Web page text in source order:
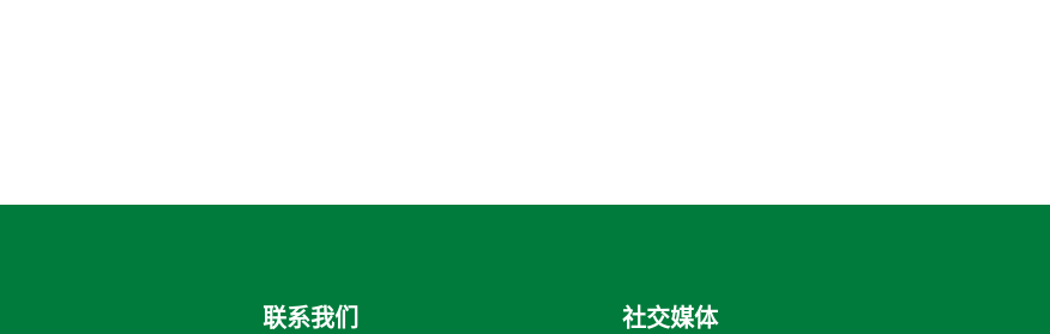
联系我们 社交媒体